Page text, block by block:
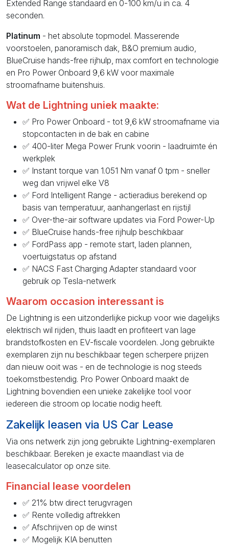
Extended Range standaard en 0-100 km/u in ca. 4
seconden.
Platinum - het absolute topmodel. Masserende
voorstoelen, panoramisch dak, B&O premium audio,
BlueCruise hands-free rijhulp, max comfort en technologie
en Pro Power Onboard 9,6 kW voor maximale
stroomafname buitenshuis.
Wat de Lightning uniek maakte:
✅ Pro Power Onboard - tot 9,6 kW stroomafname via
stopcontacten in de bak en cabine
✅ 400-liter Mega Power Frunk voorin - laadruimte én
werkplek
✅ Instant torque van 1.051 Nm vanaf 0 tpm - sneller
weg dan vrijwel elke V8
✅ Ford Intelligent Range - actieradius berekend op
basis van temperatuur, aanhangerlast en rijstijl
✅ Over-the-air software updates via Ford Power-Up
✅ BlueCruise hands-free rijhulp beschikbaar
✅ FordPass app - remote start, laden plannen,
voertuigstatus op afstand
✅ NACS Fast Charging Adapter standaard voor
gebruik op Tesla-netwerk
Waarom occasion interessant is
De Lightning is een uitzonderlijke pickup voor wie dagelijks
elektrisch wil rijden, thuis laadt en profiteert van lage
brandstofkosten en EV-fiscale voordelen. Jong gebruikte
exemplaren zijn nu beschikbaar tegen scherpere prijzen
dan nieuw ooit was - en de technologie is nog steeds
toekomstbestendig. Pro Power Onboard maakt de
Lightning bovendien een unieke zakelijke tool voor
iedereen die stroom op locatie nodig heeft.
Zakelijk leasen via US Car Lease
Via ons netwerk zijn jong gebruikte Lightning-exemplaren
beschikbaar. Bereken je exacte maandlast via de
leasecalculator op onze site.
Financial lease voordelen
✅ 21% btw direct terugvragen
✅ Rente volledig aftrekken
✅ Afschrijven op de winst
✅ Mogelijk KIA benutten